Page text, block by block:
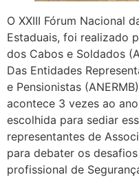
O XXIII Fórum Nacional
Estaduais, foi realizado
dos Cabos e Soldados
Das Entidades
e Pensionistas
acontece 3 vezes ao
escolhida para sediar
representantes de
para debater os
profissional de